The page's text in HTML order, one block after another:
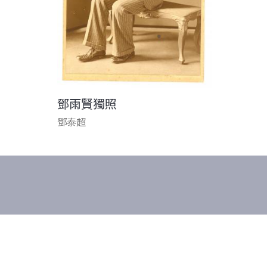
鄧雨賢獨照
鄧泰超